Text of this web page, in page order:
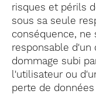
risques et périls
sous sa seule
conséquence, ne
responsable d'un
dommage subi
l'utilisateur ou
perte de